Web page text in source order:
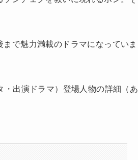
で魅力満載のドラマになっていま
出演ドラマ）登場人物の詳細（あ